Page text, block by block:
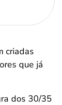
criadas
que já
dos 30/35